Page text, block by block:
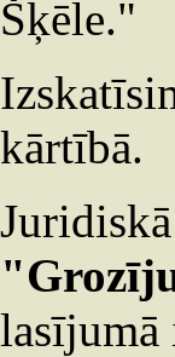
Šķēle."
kārtībā.
lasījumā